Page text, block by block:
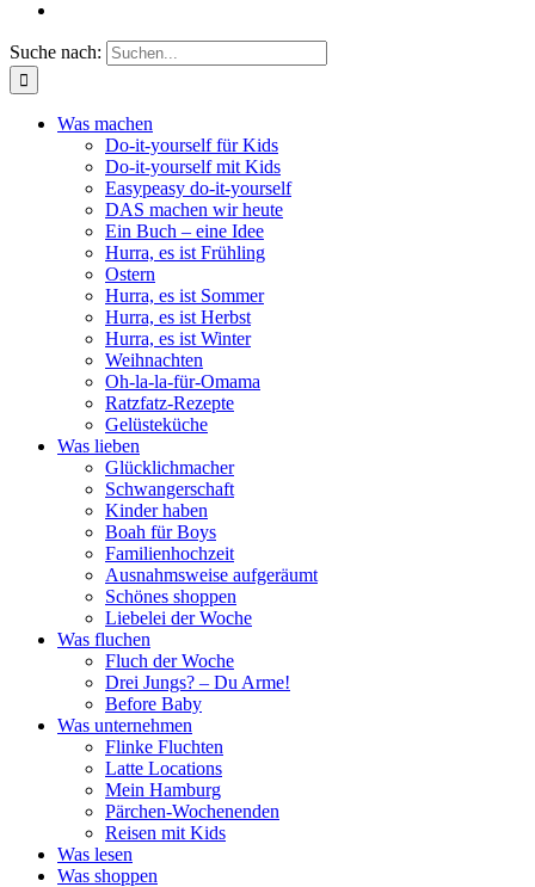
Suche nach:
Was machen
Do-it-yourself für Kids
Do-it-yourself mit Kids
Easypeasy do-it-yourself
DAS machen wir heute
Ein Buch – eine Idee
Hurra, es ist Frühling
Ostern
Hurra, es ist Sommer
Hurra, es ist Herbst
Hurra, es ist Winter
Weihnachten
Oh-la-la-für-Omama
Ratzfatz-Rezepte
Gelüsteküche
Was lieben
Glücklichmacher
Schwangerschaft
Kinder haben
Boah für Boys
Familienhochzeit
Ausnahmsweise aufgeräumt
Schönes shoppen
Liebelei der Woche
Was fluchen
Fluch der Woche
Drei Jungs? – Du Arme!
Before Baby
Was unternehmen
Flinke Fluchten
Latte Locations
Mein Hamburg
Pärchen-Wochenenden
Reisen mit Kids
Was lesen
Was shoppen